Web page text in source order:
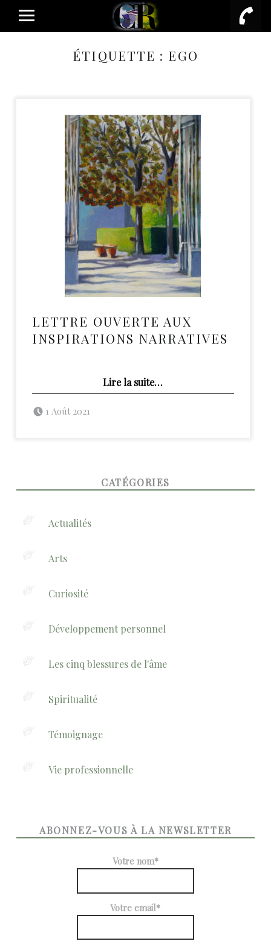
PRIMARY MENU
ÉTIQUETTE : EGO
LETTRE OUVERTE AUX
INSPIRATIONS NARRATIVES
Lire la suite…
1 Août 2021
CATÉGORIES
Actualités
Arts
Curiosité
Développement personnel
Les cinq blessures de l'âme
Spiritualité
Témoignage
Vie professionnelle
ABONNEZ-VOUS À LA NEWSLETTER
Votre nom*
Votre email*